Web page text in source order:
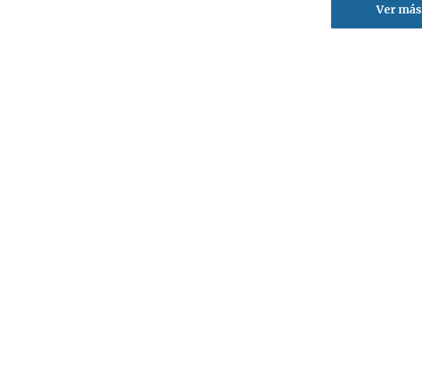
Ver más